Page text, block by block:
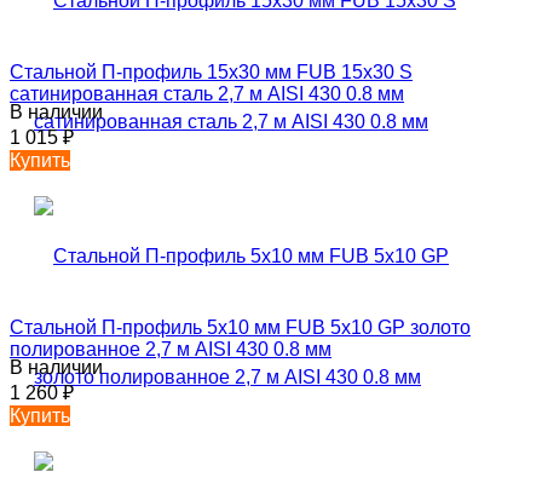
Стальной П-профиль 15х30 мм FUB 15х30 S
сатинированная сталь 2,7 м AISI 430 0.8 мм
В наличии
1 015₽
Купить
Стальной П-профиль 5х10 мм FUB 5х10 GP золото
полированное 2,7 м AISI 430 0.8 мм
В наличии
1 260₽
Купить